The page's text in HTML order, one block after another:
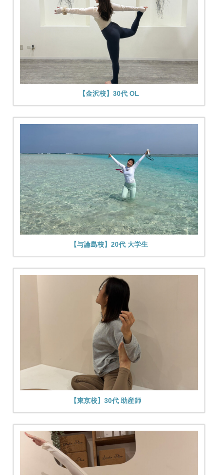
【金沢校】30代 OL
【与論島校】20代 大学生
【東京校】30代 助産師